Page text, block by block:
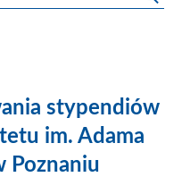
stypendiów
im. Adama
Poznaniu